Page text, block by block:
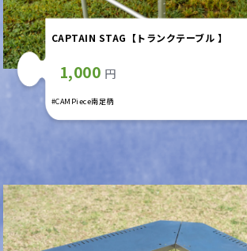
CAPTAIN STAG【トランクテーブル 】
1,000 円
#CAMPiece南足柄